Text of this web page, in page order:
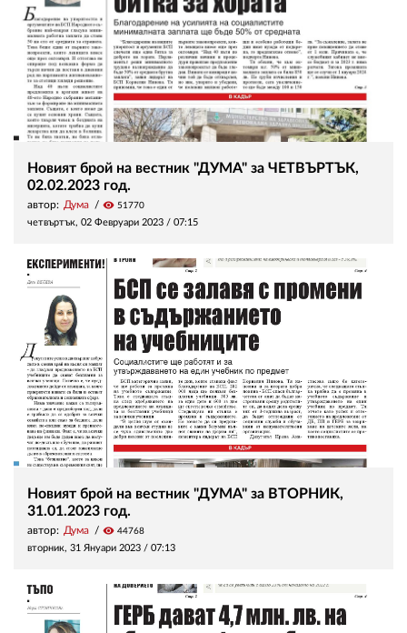
Новият брой на вестник "ДУМА" за ЧЕТВЪРТЪК,
02.02.2023 год.
автор: Дума visibility 51770
четвъртък, 02 Февруари 2023 / 07:15
Новият брой на вестник "ДУМА" за ВТОРНИК,
31.01.2023 год.
автор: Дума visibility 44768
вторник, 31 Януари 2023 / 07:13